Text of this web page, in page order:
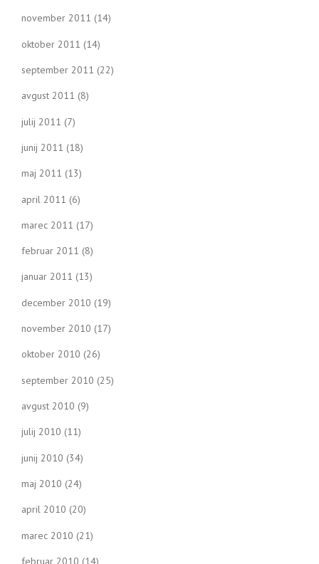
november 2011 (14)
oktober 2011 (14)
september 2011 (22)
avgust 2011 (8)
julij 2011 (7)
junij 2011 (18)
maj 2011 (13)
april 2011 (6)
marec 2011 (17)
februar 2011 (8)
januar 2011 (13)
december 2010 (19)
november 2010 (17)
oktober 2010 (26)
september 2010 (25)
avgust 2010 (9)
julij 2010 (11)
junij 2010 (34)
maj 2010 (24)
april 2010 (20)
marec 2010 (21)
februar 2010 (14)